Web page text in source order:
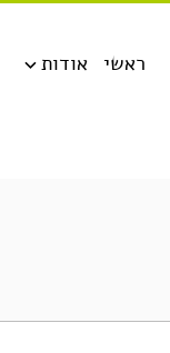
אודות ראשי